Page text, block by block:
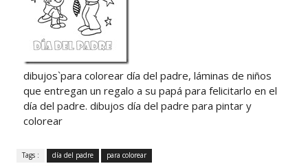
dibujos`para colorear día del padre, láminas de niños
que entregan un regalo a su papá para felicitarlo en el
día del padre. dibujos día del padre para pintar y
colorear
Tags : día del padre para colorear